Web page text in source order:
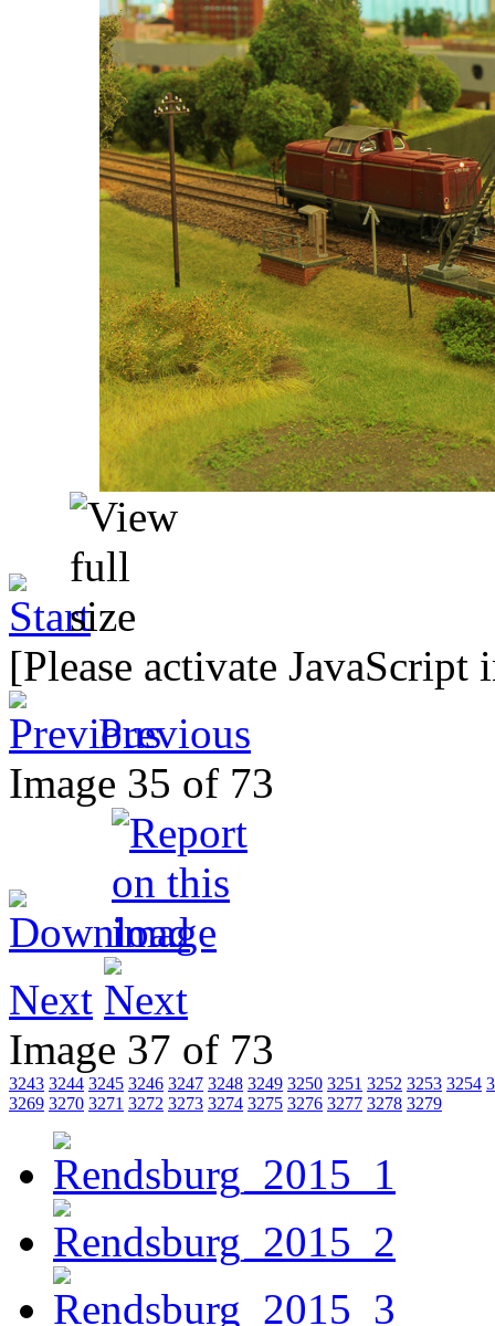
[Please activate
Previous
Image 35 of 73
Next
Image 37 of 73
3243 3244 3245 3246 3247 3248 3249 3250 3251 3252 3253 3254
3269 3270 3271 3272 3273 3274 3275 3276 3277 3278 3279